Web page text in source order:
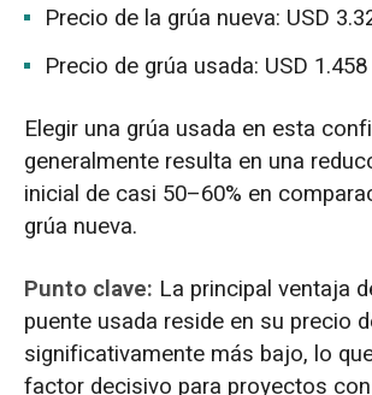
Precio de la grúa nueva: USD
Precio de grúa usada: USD 1.458
Elegir una grúa usada en esta
generalmente resulta en una
inicial de casi 50–60% en
grúa nueva.
Punto clave: La principal ventaja
puente usada reside en su precio
significativamente más bajo, lo
factor decisivo para proyectos